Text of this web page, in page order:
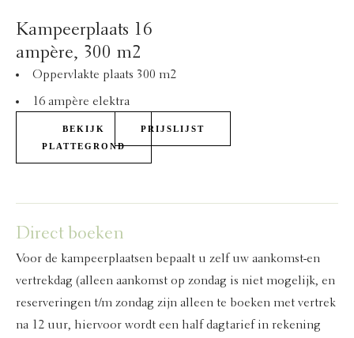
Kampeerplaats 16
ampère, 300 m2
Oppervlakte plaats 300 m2
16 ampère elektra
BEKIJK
PLATTEGROND
PRIJSLIJST
Direct boeken
Voor de kampeerplaatsen bepaalt u zelf uw aankomst-en
vertrekdag (alleen aankomst op zondag is niet mogelijk, en
reserveringen t/m zondag zijn alleen te boeken met vertrek
na 12 uur, hiervoor wordt een half dagtarief in rekening